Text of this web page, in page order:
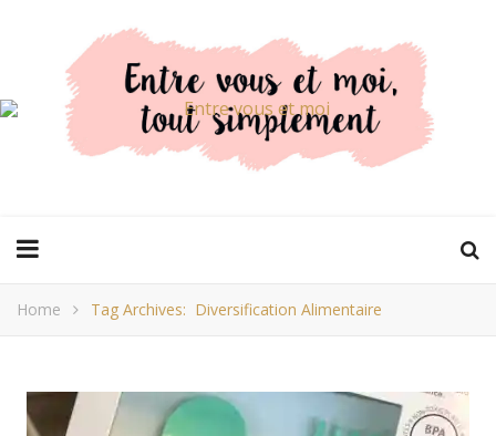
Home Tag Archives: Diversification Alimentaire